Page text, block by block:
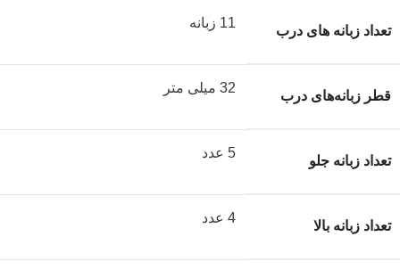
تعداد زبانه های درب
11 زبانه
قطر زبانه‌های درب
32 میلی متر
تعداد زبانه جلو
5 عدد
تعداد زبانه بالا
4 عدد